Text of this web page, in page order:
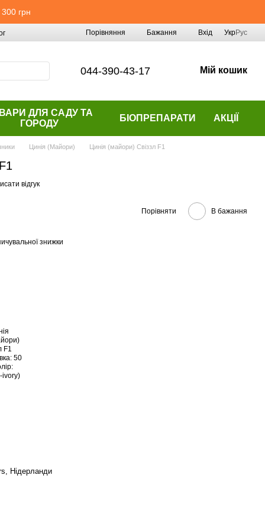
грн
Порівняння Бажання Вхід УкрРус
044-390-43-17 Мій кошик
ДЛЯ САДУ ТА
ГОРОДУ
БІОПРЕПАРАТИ АКЦІЇ
Цинія (Майори) Цинія (майори) Свіззл F1
відгук
Порівняти В бажання
знижки
Нідерланди